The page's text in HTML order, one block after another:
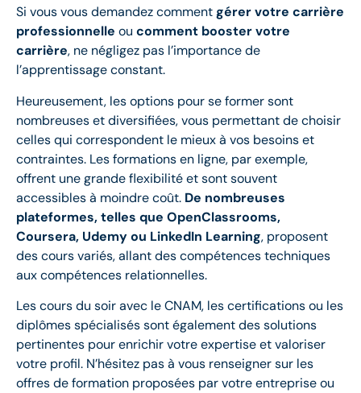
Si vous vous demandez commentgérer votre carrière
professionnelle ou comment booster votre
carrière, ne négligez pas l’importance de
l’apprentissage constant.
Heureusement, les options pour se former sont
nombreuses et diversifiées, vous permettant de choisir
celles qui correspondent le mieux à vos besoins et
contraintes. Les formations en ligne, par exemple,
offrent une grande flexibilité et sont souvent
accessibles à moindre coût. De nombreuses
plateformes, telles que OpenClassrooms,
Coursera, Udemy ou LinkedIn Learning, proposent
des cours variés, allant des compétences techniques
aux compétences relationnelles.
Les cours du soir avec le CNAM, les certifications ou les
diplômes spécialisés sont également des solutions
pertinentes pour enrichir votre expertise et valoriser
votre profil. N’hésitez pas à vous renseigner sur les
offres de formation proposées par votre entreprise ou